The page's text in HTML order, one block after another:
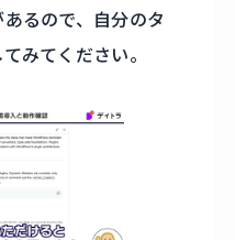
あるので、自分のタ
みてください。